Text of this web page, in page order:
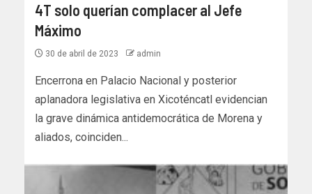
4T solo querían complacer al Jefe
Máximo
30 de abril de 2023 admin
Encerrona en Palacio Nacional y posterior
aplanadora legislativa en Xicoténcatl evidencian
la grave dinámica antidemocrática de Morena y
aliados, coinciden...